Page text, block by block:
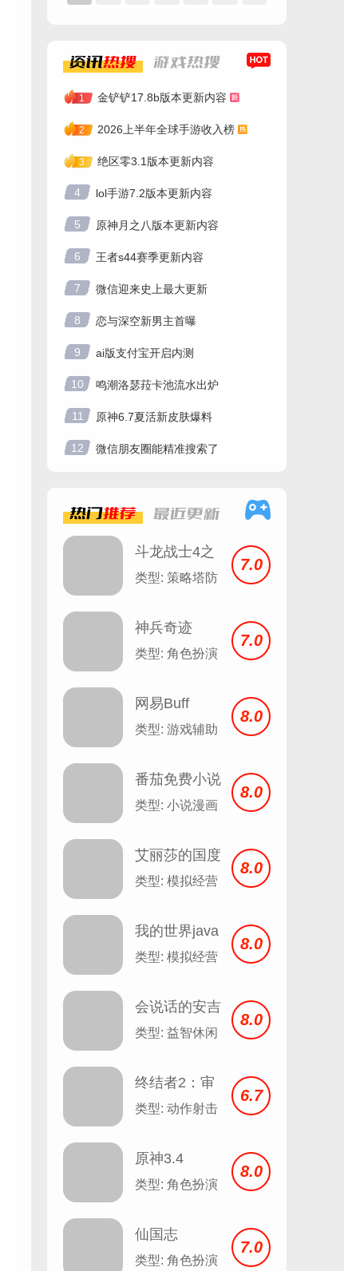
资讯热搜 游戏热搜
1 金铲铲17.8b版本更新内容
2 2026上半年全球手游收入榜
3 绝区零3.1版本更新内容
4 lol手游7.2版本更新内容
5 原神月之八版本更新内容
6 王者s44赛季更新内容
7 微信迎来史上最大更新
8 恋与深空新男主首曝
9 ai版支付宝开启内测
10 鸣潮洛瑟菈卡池流水出炉
11 原神6.7夏活新皮肤爆料
12 微信朋友圈能精准搜索了
热门推荐 最近更新
斗龙战士4之
双龙核
类型: 策略塔防
7.0
神兵奇迹
类型: 角色扮演
7.0
网易Buff
类型: 游戏辅助
8.0
番茄免费小说
安卓
类型: 小说漫画
8.0
艾丽莎的国度
类型: 模拟经营
8.0
我的世界java
版
类型: 模拟经营
8.0
会说话的安吉
拉 Talking
类型: 益智休闲
8.0
终结者2：审
判日
类型: 动作射击
6.7
原神3.4
类型: 角色扮演
8.0
仙国志
类型: 角色扮演
7.0